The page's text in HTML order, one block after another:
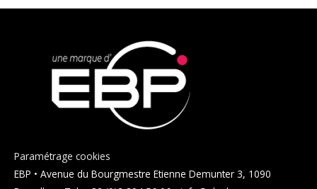
Paramétrage cookies
EBP • Avenue du Bourgmestre Etienne Demunter 3, 1090